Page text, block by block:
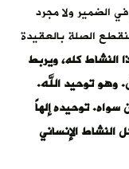
الضمير ولا مجرد
الصلة بالعقيدة
كله، ويربط
وهو توحيد الله.
توحيده إلهاً
النشاط الإنساني